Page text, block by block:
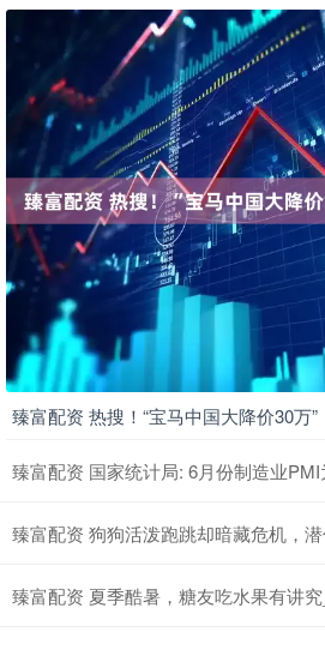
臻富配资 热搜！“宝马中国大降价30万”
臻富配资 国家统计局: 6月份制造业PMI
臻富配资 狗狗活泼跑跳却暗藏危机，
臻富配资 夏季酷暑，糖友吃水果有讲